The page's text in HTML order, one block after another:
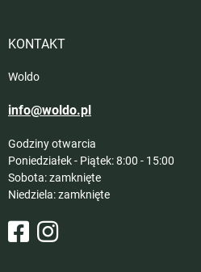
KONTAKT
Woldo
info@woldo.pl
Godziny otwarcia
Poniedziałek - Piątek: 8:00 - 15:00
Sobota: zamknięte
Niedziela: zamknięte